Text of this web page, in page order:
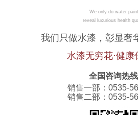
We only do water paint,
reveal luxurious health
我们只做水漆，彰显奢
水漆无穷花·健康
全国咨询热
销售一部：0535-
销售二部：0535-